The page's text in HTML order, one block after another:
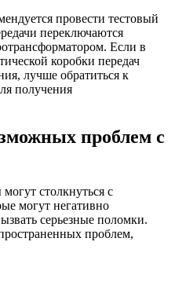
провести тестовый
переключаются
Если в
коробки передач
лучше обратиться к
получения
проблем с
столкнуться с
могут негативно
серьезные поломки.
проблем,